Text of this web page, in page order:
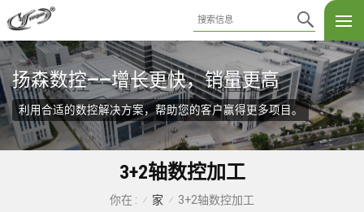
扬森数控——增长更快，销量更高
利用合适的数控解决方案，帮助您的客户赢得更多项目。
3+2轴数控加工
你在 : / 家 / 3+2轴数控加工